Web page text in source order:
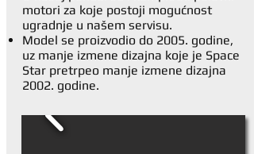
motori za koje postoji mogućnost
ugradnje u našem servisu.
Model se proizvodio do 2005. godine,
uz manje izmene dizajna koje je Space
Star pretrpeo manje izmene dizajna
2002. godine.